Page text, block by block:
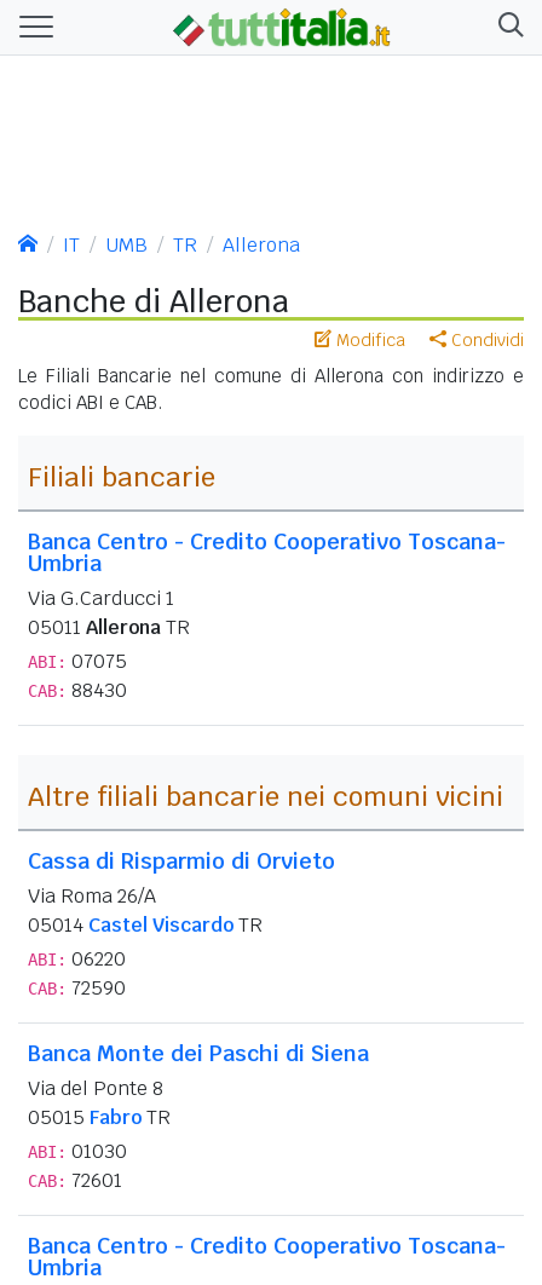
IT UMB TR Allerona
Banche di Allerona
Modifica Condividi
Le Filiali Bancarie nel comune di Allerona con indirizzo e
codici ABI e CAB.
Filiali bancarie
Banca Centro - Credito Cooperativo Toscana-
Umbria
Via G.Carducci 1
05011 AlleronaTR
ABI: 07075
CAB: 88430
Altre filiali bancarie nei comuni vicini
Cassa di Risparmio di Orvieto
Via Roma 26/A
05014 Castel ViscardoTR
ABI: 06220
CAB: 72590
Banca Monte dei Paschi di Siena
Via del Ponte 8
05015 FabroTR
ABI: 01030
CAB: 72601
Banca Centro - Credito Cooperativo Toscana-
Umbria